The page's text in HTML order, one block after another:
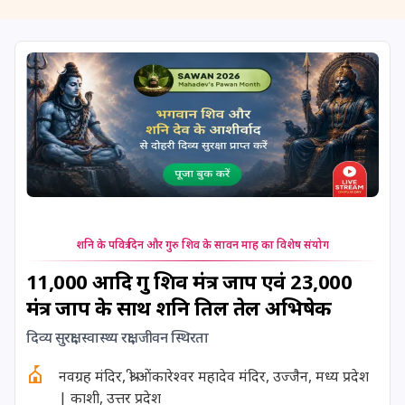
11 August, 2026 Sawan Shivaratri
12 August, 2026 Aadi Amavasai
12 August, 2026 Anvadhan
12 August, 2026 Hariyali Amavasya
13 August, 2026 Ishti
शनि के पवित्र दिन और गुरु शिव के सावन माह का विशेष संयोग
11,000 आदि गुरु शिव मंत्र जाप एवं 23,000
मंत्र जाप के साथ शनि तिल तेल अभिषेक
दिव्य सुरक्षा, स्वास्थ्य रक्षा, जीवन स्थिरता
नवग्रह मंदिर, श्री ओंकारेश्वर महादेव मंदिर, उज्जैन, मध्य प्रदेश
| काशी, उत्तर प्रदेश